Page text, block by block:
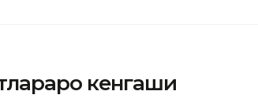
кенгаши